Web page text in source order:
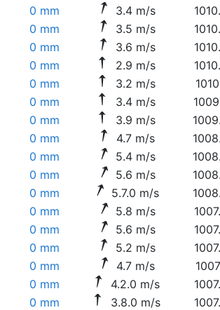
0 mm 3.4 m/s
0 mm 3.5 m/s
0 mm 3.6 m/s
0 mm 2.9 m/s
0 mm 3.2 m/s
0 mm 3.4 m/s
0 mm 3.9 m/s
0 mm 4.7 m/s
0 mm 5.4 m/s
0 mm 5.6 m/s
0 mm 5.7.0 m/s
0 mm 5.8 m/s
0 mm 5.6 m/s
0 mm 5.2 m/s
0 mm 4.7 m/s
0 mm 4.2.0 m/s
0 mm 3.8.0 m/s